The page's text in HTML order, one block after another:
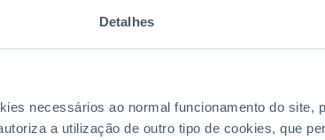
Detalhes
necessários ao normal funcionamento do site,
a utilização de outro tipo de cookies, que